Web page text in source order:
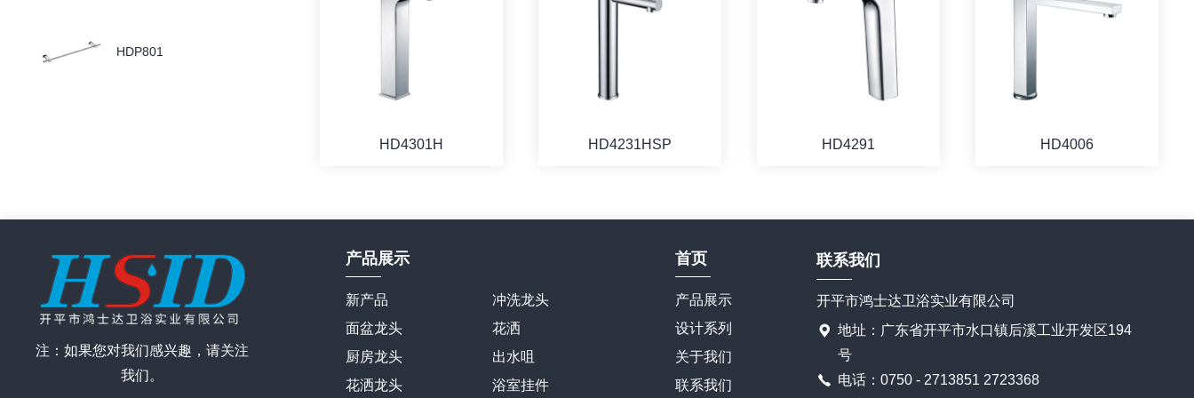
HDP801
HD4301H HD4231HSP HD4291 HD4006
注：如果您对我们感兴趣，请关注
我们。
产品展示
新产品
面盆龙头
厨房龙头
花洒龙头
冲洗龙头
花洒
出水咀
浴室挂件
首页
产品展示
设计系列
关于我们
联系我们
联系我们
开平市鸿士达卫浴实业有限公司
地址：广东省开平市水口镇后溪工业开发区194
号
电话：0750 - 2713851 2723368